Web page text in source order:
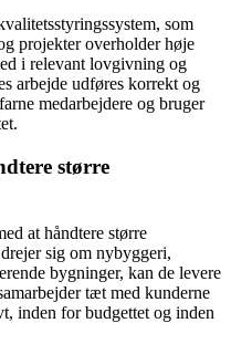
som
projekter overholder høje
i relevant lovgivning og
arbejde udføres korrekt og
medarbejdere og bruger
større
at håndtere større
sig om nybyggeri,
bygninger, kan de levere
tæt med kunderne
inden for budgettet og inden